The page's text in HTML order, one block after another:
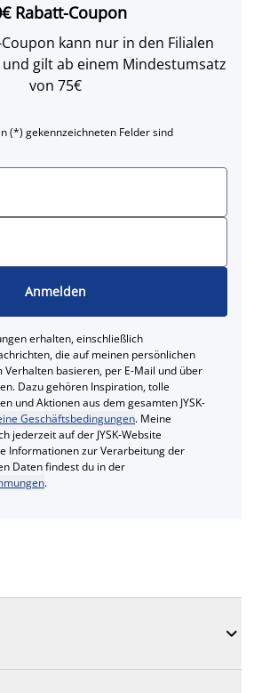
Rabatt-Coupon
kann nur in den Filialen
gilt ab einem Mindestumsatz
von 75€
(*) gekennzeichneten Felder sind
Anmelden
erhalten, einschließlich
die auf meinen persönlichen
Verhalten basieren, per E-Mail und über
Dazu gehören Inspiration, tolle
und Aktionen aus dem gesamten JYSK-
Geschäftsbedingungen. Meine
jederzeit auf der JYSK-Website
Informationen zur Verarbeitung der
Daten findest du in der
.
